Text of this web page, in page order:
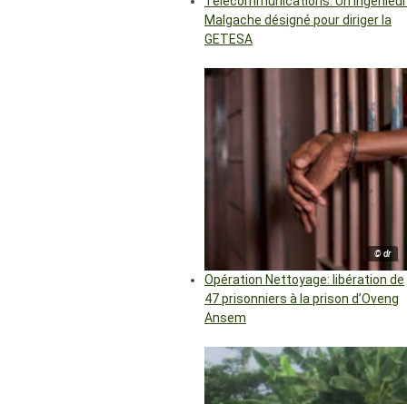
Malgache désigné pour diriger la
GETESA
© dr
Opération Nettoyage: libération de
47 prisonniers à la prison d’Oveng
Ansem